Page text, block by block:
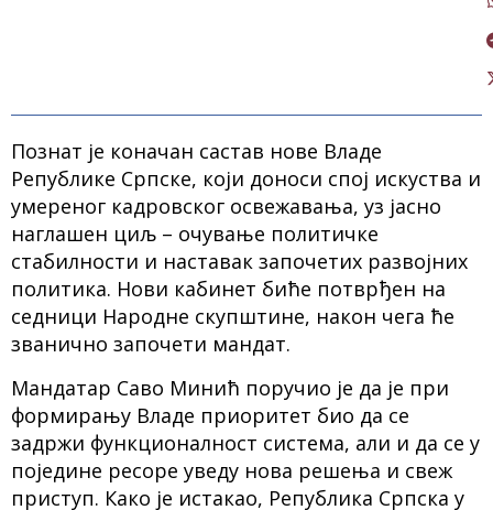
Познат је коначан састав нове Владе
Републике Српске, који доноси спој искуства и
умереног кадровског освежавања, уз јасно
наглашен циљ – очување политичке
стабилности и наставак започетих развојних
политика. Нови кабинет биће потврђен на
седници Народне скупштине, након чега ће
званично започети мандат.
Мандатар Саво Минић поручио је да је при
формирању Владе приоритет био да се
задржи функционалност система, али и да се у
поједине ресоре уведу нова решења и свеж
приступ. Како је истакао, Република Српска у